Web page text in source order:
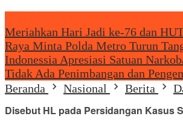
Meriahkan Hari Jadi ke-76 dan
Raya Minta Polda Metro Turun
Indonessia Apresiasi Satuan
Tidak Ada Penimbangan dan
Beranda
Nasional Berita
Disebut HL pada Persidangan Kasus